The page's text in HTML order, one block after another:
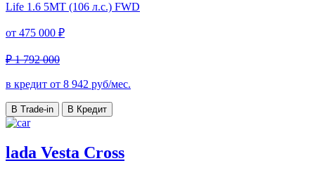
Life 1.6 5MT (106 л.с.) FWD
от 475 000 ₽
₽ 1 792 000
в кредит от 8 942 руб/мес.
В Trade-in В Кредит
lada Vesta Cross